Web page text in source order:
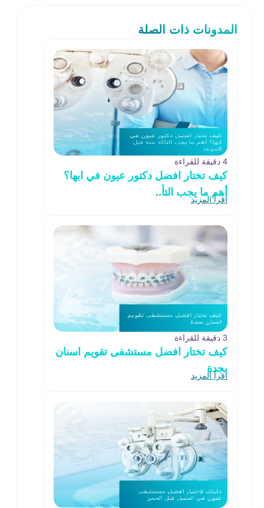
المدونات ذات الصلة
4 دقيقة للقراءة
كيف تختار افضل دكتور عيون في ابها؟
أهم ما يجب التأ..
اقرأ المزيد
3 دقيقة للقراءة
كيف تختار افضل مستشفى تقويم اسنان
بجدة
اقرأ المزيد